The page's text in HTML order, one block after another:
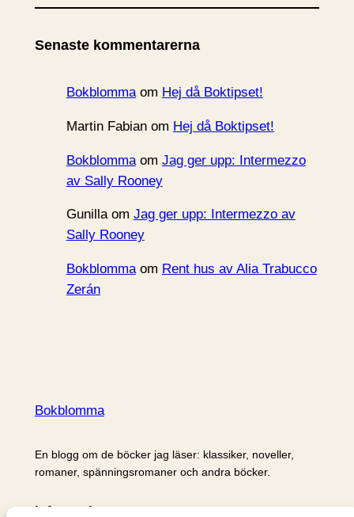
k
v
Senaste kommentarerna
Bokblommaom Hej då Boktipset!
Martin Fabianom Hej då Boktipset!
Bokblommaom Jag ger upp: Intermezzo
av Sally Rooney
Gunillaom Jag ger upp: Intermezzo av
Sally Rooney
Bokblommaom Rent hus av Alia Trabucco
Zerán
Bokblomma
En blogg om de böcker jag läser: klassiker, noveller,
romaner, spänningsromaner och andra böcker.
Information